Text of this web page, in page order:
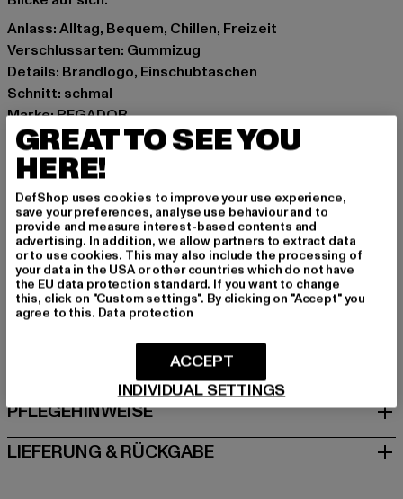
Anlass: Alltag, Bequem, Chillen, Freizeit
Verschlussarten: Gummizug
Details: Brandlogo, Einschubtaschen
Schnitt: schmal
Marke: PEGADOR
Kat.: Trousers - Sweat
Farbe: weiß
Hersteller Farbe: washed warm white
Materialzusammensetzung: 98% Polyester, 2% Elasthan
Art.Nr: PGDR6957-23111
Hersteller: The Mad Agency GmbH |
info@themad.agency
Hollefeldstraße 16 | 48282 Emsdetten | DE
GRÖSSE & PASSFORM
PFLEGEHINWEISE
LIEFERUNG & RÜCKGABE
GREAT TO SEE YOU
HERE!
DefShop uses cookies to improve your use experience,
save your preferences, analyse use behaviour and to
provide and measure interest-based contents and
advertising. In addition, we allow partners to extract data
or to use cookies. This may also include the processing of
your data in the USA or other countries which do not have
the EU data protection standard. If you want to change
this, click on "Custom settings". By clicking on "Accept" you
agree to this. Data protection
INDIVIDUAL SETTINGS
ACCEPT